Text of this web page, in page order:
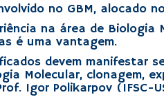
no GBM, alocado
na área de
é uma vantagem.
devem manifestar
Molecular, clonagem,
Igor Polikarpov (IFSC-